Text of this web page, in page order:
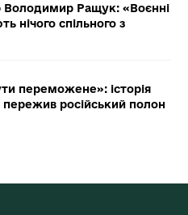
Володимир Ращук: «Воєнні
нічого спільного з
переможене»: історія
пережив російський полон